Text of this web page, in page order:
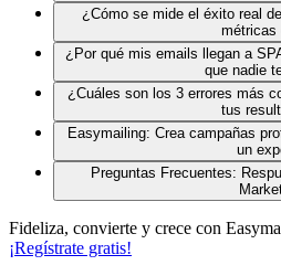
¿Cómo se mide el éxito real
métricas
¿Por qué mis emails llegan a
que nadie
¿Cuáles son los 3 errores más
tus
Easymailing: Crea campañas
un
Preguntas Frecuentes:
Fideliza, convierte y crece con
¡Regístrate gratis!